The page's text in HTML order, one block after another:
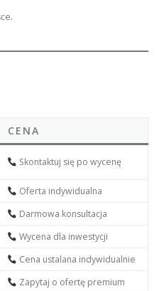
CENA
Skontaktuj się po wycenę
Oferta indywidualna
Darmowa konsultacja
Wycena dla inwestycji
Cena ustalana indywidualnie
Zapytaj o ofertę premium